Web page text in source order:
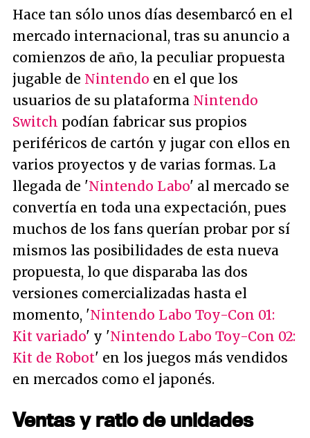
Hace tan sólo unos días desembarcó en el
mercado internacional, tras su anuncio a
comienzos de año, la peculiar propuesta
jugable de Nintendo en el que los
usuarios de su plataforma Nintendo
Switch podían fabricar sus propios
periféricos de cartón y jugar con ellos en
varios proyectos y de varias formas. La
llegada de 'Nintendo Labo' al mercado se
convertía en toda una expectación, pues
muchos de los fans querían probar por sí
mismos las posibilidades de esta nueva
propuesta, lo que disparaba las dos
versiones comercializadas hasta el
momento, 'Nintendo Labo Toy-Con 01:
Kit variado' y 'Nintendo Labo Toy-Con 02:
Kit de Robot' en los juegos más vendidos
en mercados como el japonés.
Ventas y ratio de unidades